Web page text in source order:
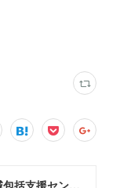
旭川市 神居・江丹別地域包括支援センター